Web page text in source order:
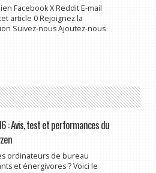
Facebook X Reddit E-mail
article 0 Rejoignez la
Suivez-nous Ajoutez-nous
: Avis, test et performances du
ordinateurs de bureau
et énergivores ? Voici le